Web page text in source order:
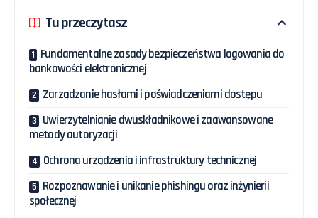
Tu przeczytasz
Fundamentalne zasady bezpieczeństwa logowania do
bankowości elektronicznej
Zarządzanie hasłami i poświadczeniami dostępu
Uwierzytelnianie dwuskładnikowe i zaawansowane
metody autoryzacji
Ochrona urządzenia i infrastruktury technicznej
Rozpoznawanie i unikanie phishingu oraz inżynierii
społecznej